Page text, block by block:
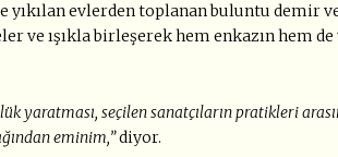
yıkılan evlerden toplanan buluntu demir
ve ışıkla birleşerek hem enkazın hem
yaratması, seçilen sanatçıların pratikleri
eminim,”diyor.